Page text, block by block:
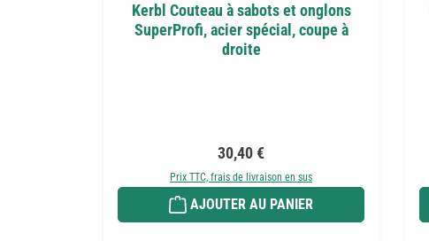
Kerbl Couteau à sabots et onglons
SuperProfi, acier spécial, coupe à
droite
Prix régulier :
30,40 €
Prix TTC, frais de livraison en sus
AJOUTER AU PANIER